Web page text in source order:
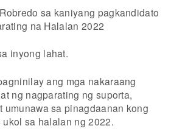
sa kaniyang pagkandidato
na Halalan 2022
inyong lahat.
ang mga nakaraang
ng nagparating ng suporta,
umunawa sa pinagdaanan kong
sa halalan ng 2022.